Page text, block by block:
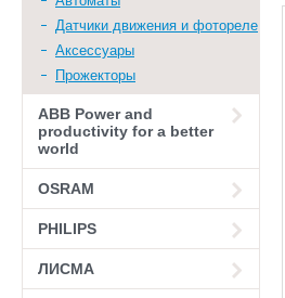
Датчики движения и фотореле
Аксессуары
Прожекторы
АВВ Power and
productivity for a better
world
OSRAM
PHILIPS
ЛИСМА